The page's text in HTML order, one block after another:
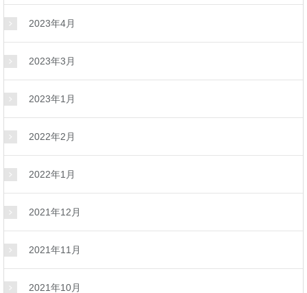
2023年4月
2023年3月
2023年1月
2022年2月
2022年1月
2021年12月
2021年11月
2021年10月